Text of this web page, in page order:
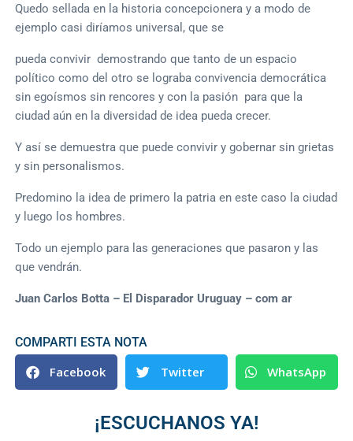
Quedo sellada en la historia concepcionera y a modo de
ejemplo casi diríamos universal, que se
pueda convivir demostrando que tanto de un espacio
político como del otro se lograba convivencia democrática
sin egoísmos sin rencores y con la pasión para que la
ciudad aún en la diversidad de idea pueda crecer.
Y así se demuestra que puede convivir y gobernar sin grietas
y sin personalismos.
Predomino la idea de primero la patria en este caso la ciudad
y luego los hombres.
Todo un ejemplo para las generaciones que pasaron y las
que vendrán.
Juan Carlos Botta – El Disparador Uruguay – com ar
COMPARTI ESTA NOTA
Facebook Twitter WhatsApp
¡ESCUCHANOS YA!